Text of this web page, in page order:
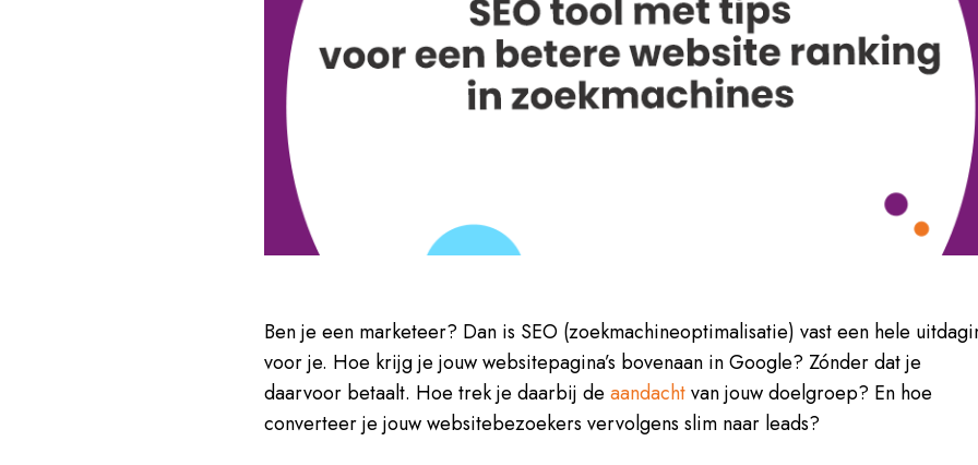
Ben je een marketeer? Dan is SEO (zoekmachineoptimalisatie) vast een hele
voor je. Hoe krijg je jouw websitepagina’s bovenaan in Google? Zónder dat je
daarvoor betaalt. Hoe trek je daarbij deaandachtvan jouw doelgroep? En hoe
converteer je jouw websitebezoekers vervolgens slim naar leads?